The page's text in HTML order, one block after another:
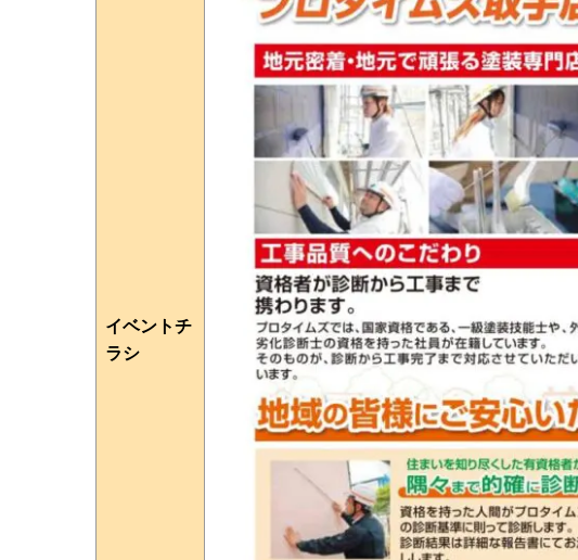
イベントチ
ラシ